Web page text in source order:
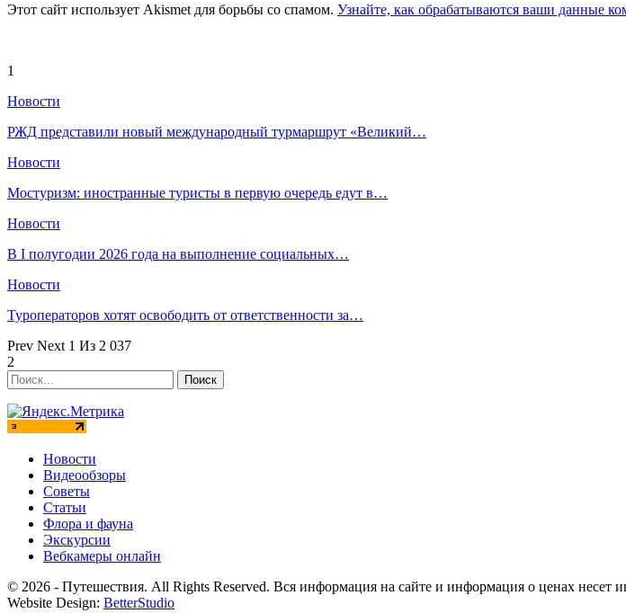
Этот сайт использует Akismet для борьбы со спамом. Узнайте, как обрабатываются ваши данные
1
Новости
РЖД представили новый международный турмаршрут «Великий…
Новости
Мостуризм: иностранные туристы в первую очередь едут в…
Новости
В I полугодии 2026 года на выполнение социальных…
Новости
Туроператоров хотят освободить от ответственности за…
Prev Next 1 Из 2 037
2
Новости
Видеообзоры
Советы
Статьи
Флора и фауна
Экскурсии
Вебкамеры онлайн
© 2026 - Путешествия. All Rights Reserved. Вся информация на сайте и информация о ценах несет
Website Design: BetterStudio